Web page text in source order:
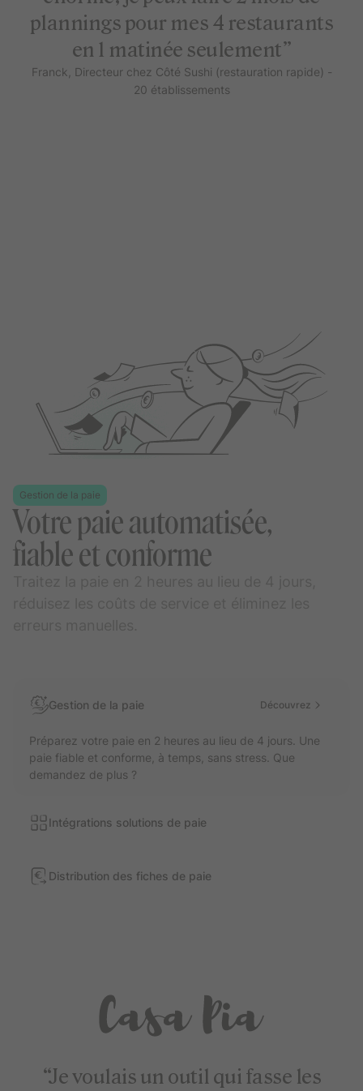
plannings pour mes 4 restaurants
en 1 matinée seulement”
Franck, Directeur chez Côté Sushi (restauration rapide) -
20 établissements
Gestion de la paie
Votre paie automatisée,
fiable et conforme
Gestion de la paie Découvrez
Préparez votre paie en 2 heures au lieu de 4 jours. Une
paie fiable et conforme, à temps, sans stress. Que
demandez de plus ?
Intégrations solutions de paie
Distribution des fiches de paie
“Je voulais un outil qui fasse les